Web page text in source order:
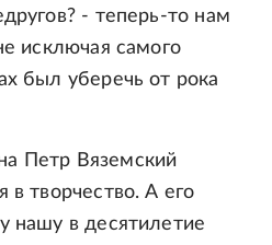
- теперь-то нам
исключая самого
был уберечь от рока
Петр Вяземский
в творчество. А его
нашу в десятилетие